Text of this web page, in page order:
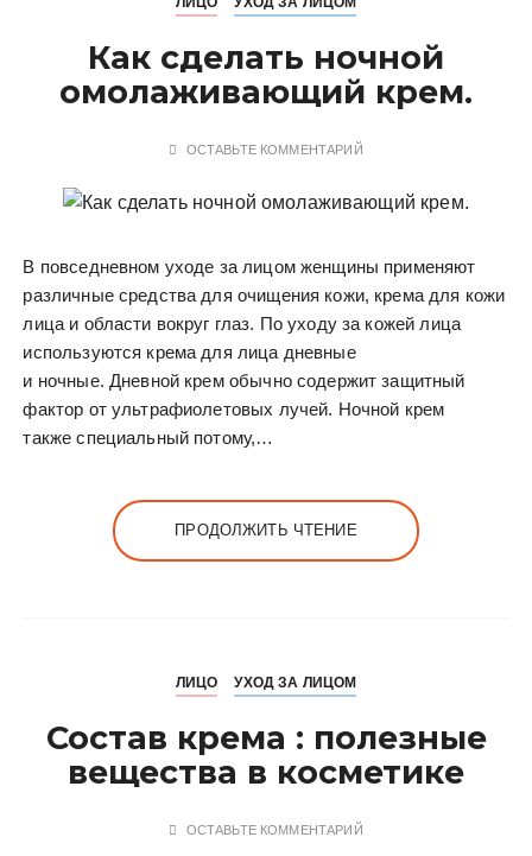
Как сделать ночной
омолаживающий крем.
ОСТАВЬТЕ КОММЕНТАРИЙ
В повседневном уходе за лицом женщины применяют
различные средства для очищения кожи, крема для кожи
лица и области вокруг глаз. По уходу за кожей лица
используются крема для лица дневные
и ночные. Дневной крем обычно содержит защитный
фактор от ультрафиолетовых лучей. Ночной крем
также специальный потому,…
ПРОДОЛЖИТЬ ЧТЕНИЕ
ЛИЦО УХОД ЗА ЛИЦОМ
Состав крема : полезные
вещества в косметике
ОСТАВЬТЕ КОММЕНТАРИЙ